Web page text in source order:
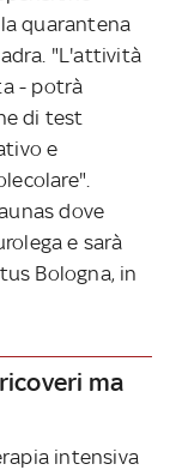
quarantena
"L'attività
- potrà
di test
e
dove
e sarà
Bologna, in
ma
intensiva